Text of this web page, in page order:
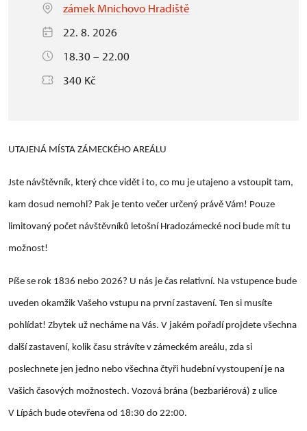
zámek Mnichovo Hradiště
22. 8. 2026
18.30 – 22.00
340 Kč
UTAJENÁ MÍSTA ZÁMECKÉHO AREÁLU
Jste návštěvník, který chce vidět i to, co mu je utajeno a vstoupit tam,
kam dosud nemohl? Pak je tento večer určený právě Vám! Pouze
limitovaný počet návštěvníků letošní Hradozámecké noci bude mít tu
možnost!
Píše se rok 1836 nebo 2026? U nás je čas relativní. Na vstupence bude
uveden okamžik Vašeho vstupu na první zastavení. Ten si musíte
pohlídat! Zbytek už necháme na Vás. V jakém pořadí projdete všechna
další zastavení, kolik času strávíte v zámeckém areálu, zda si
poslechnete jen jedno nebo všechna čtyři hudební vystoupení je na
Vašich časových možnostech. Vozová brána (bezbariérová) z ulice
V Lípách bude otevřena od 18:30 do 22:00.